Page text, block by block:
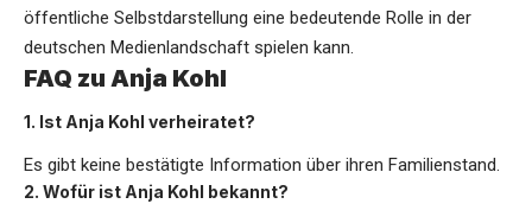
öffentliche Selbstdarstellung eine bedeutende Rolle in der
deutschen Medienlandschaft spielen kann.
FAQ zu Anja Kohl
1. Ist Anja Kohl verheiratet?
Es gibt keine bestätigte Information über ihren Familienstand.
2. Wofür ist Anja Kohl bekannt?